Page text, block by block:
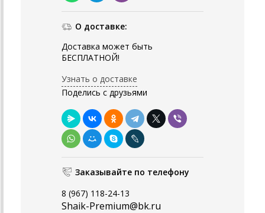
О доставке:
Доставка может быть
БЕСПЛАТНОЙ!
Узнать о доставке
Поделись с друзьями
Заказывайте по телефону
8 (967) 118-24-13
Shaik-Premium@bk.ru